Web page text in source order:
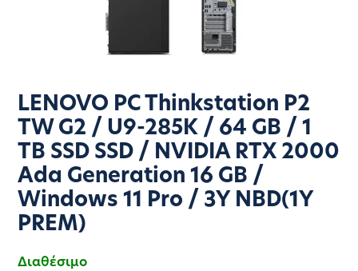
LENOVO PC Thinkstation P2
TW G2 / U9-285K / 64 GB / 1
TB SSD SSD / NVIDIA RTX 2000
Ada Generation 16 GB /
Windows 11 Pro / 3Y NBD(1Y
PREM)
Διαθέσιμο